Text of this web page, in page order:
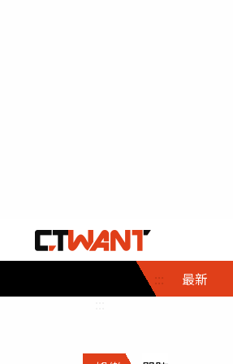
::: 最新
社會首頁
時事
調查
娛樂首頁
即時